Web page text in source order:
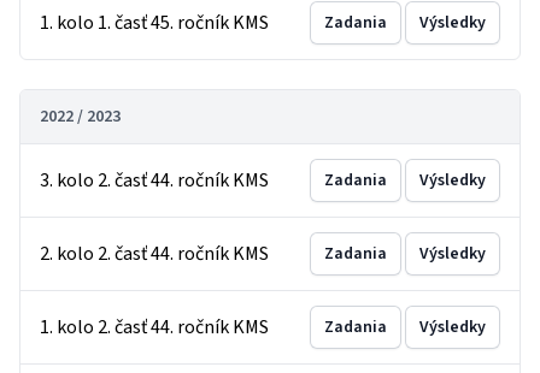
1. kolo 1. časť 45. ročník KMS Zadania Výsledky
2022 / 2023
3. kolo 2. časť 44. ročník KMS Zadania Výsledky
2. kolo 2. časť 44. ročník KMS Zadania Výsledky
1. kolo 2. časť 44. ročník KMS Zadania Výsledky